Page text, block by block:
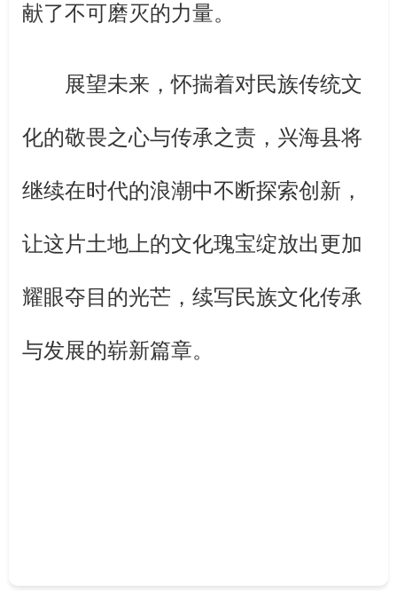
献了不可磨灭的力量。
展望未来，怀揣着对民族传统文
化的敬畏之心与传承之责，兴海县将
继续在时代的浪潮中不断探索创新，
让这片土地上的文化瑰宝绽放出更加
耀眼夺目的光芒，续写民族文化传承
与发展的崭新篇章。